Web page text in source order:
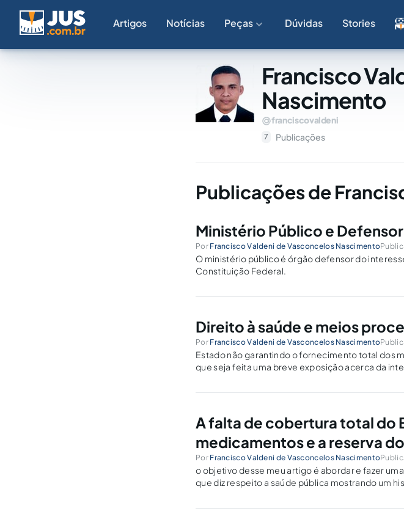
Artigos Notícias Peças Dúvidas Stories
Francisco
Nascimento
franciscovaldeni
7 Publicações
Publicações de
Ministério Público e
Por Francisco Valdeni de Vasconcelos Nascimento
O ministério público é órgão defensor do
Constituição Federal.
Direito à saúde e meios
Por Francisco Valdeni de Vasconcelos Nascimento
Estado não garantindo o fornecimento total dos
que seja feita uma breve exposição acerca da
A falta de cobertura total do
medicamentos e a reserva
Por Francisco Valdeni de Vasconcelos Nascimento
o objetivo desse meu artigo é abordar e fazer
que diz respeito a saúde pública mostrando um